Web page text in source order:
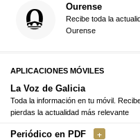
Ourense
Recibe toda la
Ourense
APLICACIONES MÓVILES
La Voz de Galicia
Toda la información en tu móvil.
pierdas la actualidad más relevante
Periódico en PDF